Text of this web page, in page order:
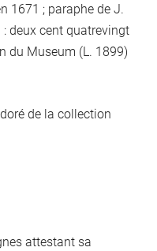
1671 ; paraphe de J.
deux cent quatrevingt
du Museum (L. 1899)
de la collection
attestant sa